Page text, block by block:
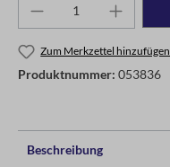
Zum Merkzettel hinzufügen
Produktnummer: 053836
Beschreibung